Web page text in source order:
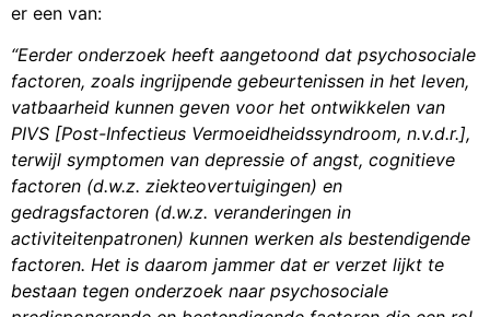
er een van:
“Eerder onderzoek heeft aangetoond dat psychosociale
factoren, zoals ingrijpende gebeurtenissen in het leven,
vatbaarheid kunnen geven voor het ontwikkelen van
PIVS [Post-Infectieus Vermoeidheidssyndroom, n.v.d.r.],
terwijl symptomen van depressie of angst, cognitieve
factoren (d.w.z. ziekteovertuigingen) en
gedragsfactoren (d.w.z. veranderingen in
activiteitenpatronen) kunnen werken als bestendigende
factoren. Het is daarom jammer dat er verzet lijkt te
bestaan ​​tegen onderzoek naar psychosociale